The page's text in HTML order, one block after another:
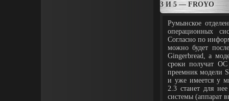
3 И 5 — FROYO
Румынское
операционных
Согласно по
можно будет
Gingerbread, а
сроки получат ОС
преемник модели
и уже имеется у
2.3 станет для
системы (аппарат